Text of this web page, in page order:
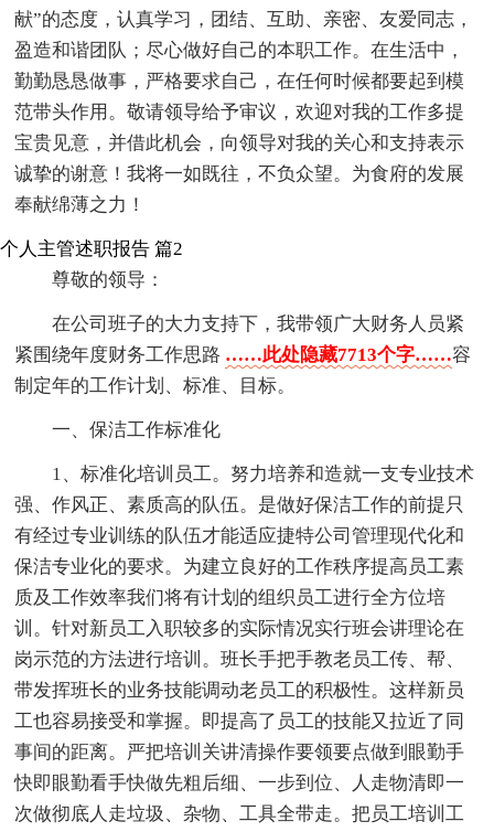
献”的态度，认真学习，团结、互助、亲密、友爱同志，
盈造和谐团队；尽心做好自己的本职工作。在生活中，
勤勤恳恳做事，严格要求自己，在任何时候都要起到模
范带头作用。敬请领导给予审议，欢迎对我的工作多提
宝贵见意，并借此机会，向领导对我的关心和支持表示
诚挚的谢意！我将一如既往，不负众望。为食府的发展
奉献绵薄之力！
个人主管述职报告 篇2
尊敬的领导：
在公司班子的大力支持下，我带领广大财务人员紧
紧围绕年度财务工作思路 ……此处隐藏7713个字……容
制定年的工作计划、标准、目标。
一、保洁工作标准化
1、标准化培训员工。努力培养和造就一支专业技术
强、作风正、素质高的队伍。是做好保洁工作的前提只
有经过专业训练的队伍才能适应捷特公司管理现代化和
保洁专业化的要求。为建立良好的工作秩序提高员工素
质及工作效率我们将有计划的组织员工进行全方位培
训。针对新员工入职较多的实际情况实行班会讲理论在
岗示范的方法进行培训。班长手把手教老员工传、帮、
带发挥班长的业务技能调动老员工的积极性。这样新员
工也容易接受和掌握。即提高了员工的技能又拉近了同
事间的距离。严把培训关讲清操作要领要点做到眼勤手
快即眼勤看手快做先粗后细、一步到位、人走物清即一
次做彻底人走垃圾、杂物、工具全带走。把员工培训工